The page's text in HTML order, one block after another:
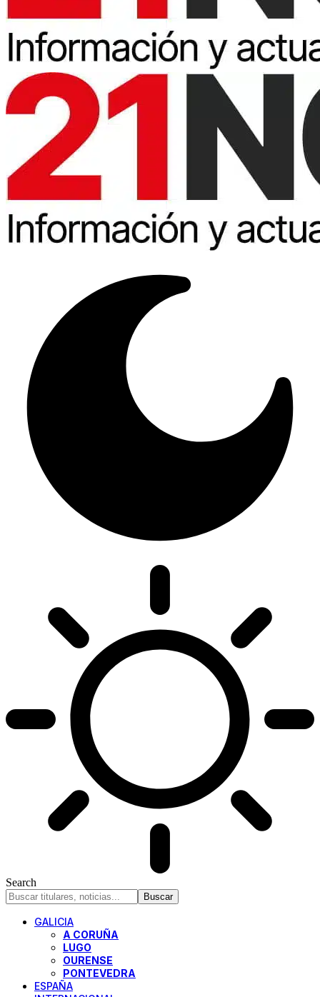
Search
GALICIA
A CORUÑA
LUGO
OURENSE
PONTEVEDRA
ESPAÑA